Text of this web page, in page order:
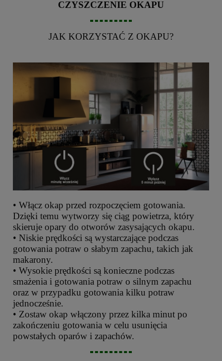
CZYSZCZENIE OKAPU
JAK KORZYSTAĆ Z OKAPU?
• Włącz okap przed rozpoczęciem gotowania.
Dzięki temu wytworzy się ciąg powietrza, który
skieruje opary do otworów zasysających okapu.
• Niskie prędkości są wystarczające podczas
gotowania potraw o słabym zapachu, takich jak
makarony.
• Wysokie prędkości są konieczne podczas
smażenia i gotowania potraw o silnym zapachu
oraz w przypadku gotowania kilku potraw
jednocześnie.
• Zostaw okap włączony przez kilka minut po
zakończeniu gotowania w celu usunięcia
powstałych oparów i zapachów.